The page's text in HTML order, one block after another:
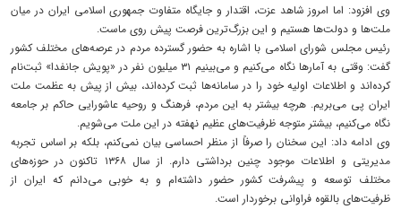
وی افزود: اما امروز شاهد عزت، اقتدار و جایگاه متفاوت جمهوری اسلامی ایران در میان
ملت‌ها و دولت‌ها هستیم و این بزرگ‌ترین فرصت پیش روی ماست.
رئیس مجلس شورای اسلامی با اشاره به حضور گسترده مردم در عرصه‌های مختلف کشور
گفت: وقتی به آمارها نگاه می‌کنیم و می‌بینیم ۳۱ میلیون نفر در «پویش جانفدا» ثبت‌نام
کرده‌اند و اطلاعات اولیه خود را در سامانه‌ها ثبت کرده‌اند، بیش از پیش به عظمت ملت
ایران پی می‌بریم. هرچه بیشتر به این مردم، فرهنگ و روحیه عاشورایی حاکم بر جامعه
نگاه می‌کنیم، بیشتر متوجه ظرفیت‌های عظیم نهفته در این ملت می‌شویم.
وی ادامه داد: این سخنان را صرفاً از منظر احساسی بیان نمی‌کنم، بلکه بر اساس تجربه
مدیریتی و اطلاعات موجود چنین برداشتی دارم. از سال ۱۳۶۸ تاکنون در حوزه‌های
مختلف توسعه و پیشرفت کشور حضور داشته‌ام و به خوبی می‌دانم که ایران از
ظرفیت‌های بالقوه فراوانی برخوردار است.